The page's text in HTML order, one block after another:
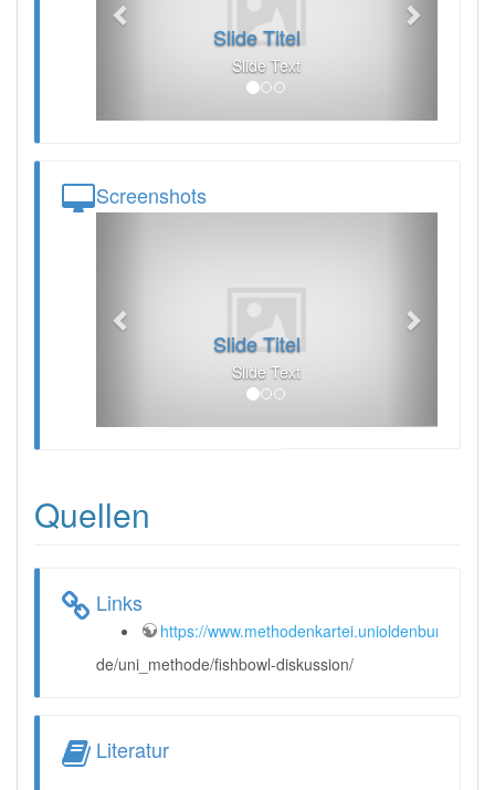
Slide Titel
Slide Text
Screenshots
Slide Titel
Slide Text
Quellen
Links
https://www.methodenkartei.unioldenburg
de/uni_methode/fishbowl-diskussion/
Literatur